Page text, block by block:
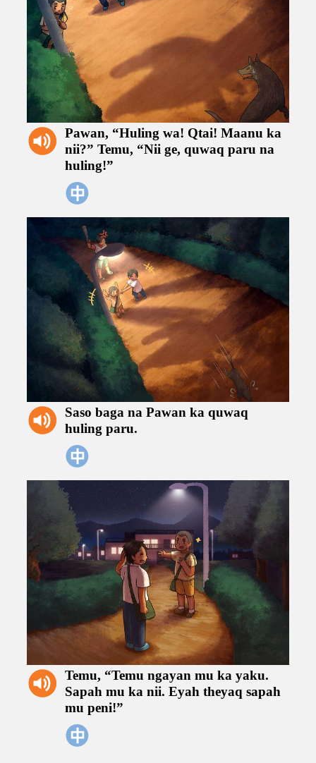
Pawan, “Huling wa! Qtai! Maanu ka
nii?” Temu, “Nii ge, quwaq paru na
huling!”
Saso baga na Pawan ka quwaq
huling paru.
Temu, “Temu ngayan mu ka yaku.
Sapah mu ka nii. Eyah theyaq sapah
mu peni!”